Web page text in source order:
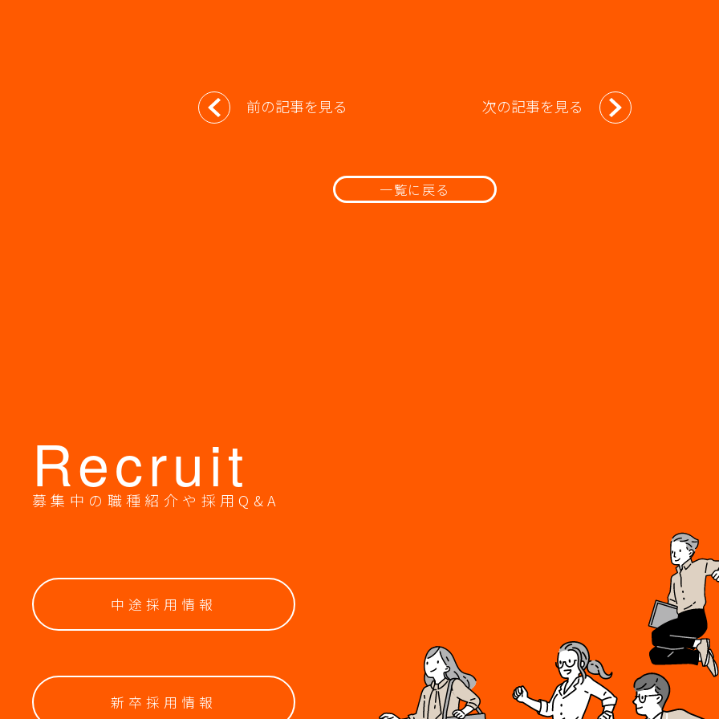
投
稿
前の記事を見る 次の記事を見る
一覧に戻る
Recruit
募集中の職種紹介や採用Q&A
中途採用情報
新卒採用情報